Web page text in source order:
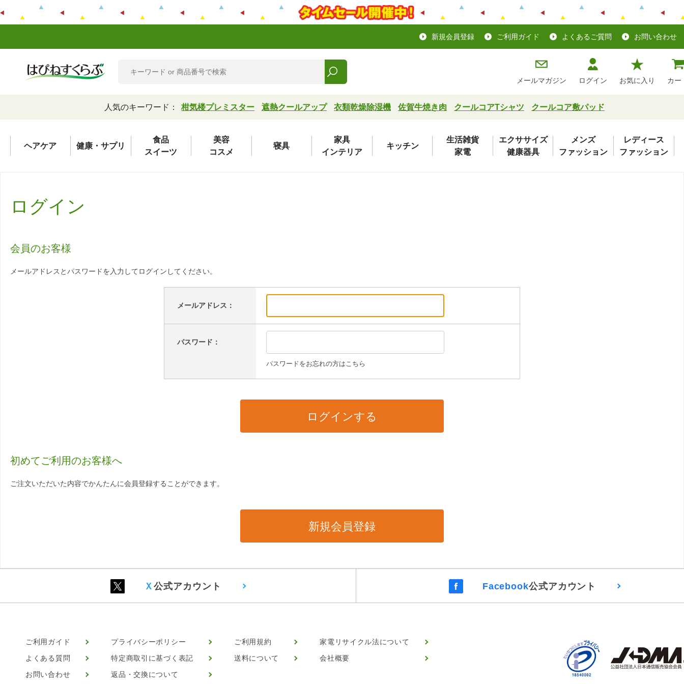
新規会員登録 ご利用ガイド よくあるご質問 お問い合わせ
メールマガジン ログイン お気に入り カー
人気のキーワード： 柑気楼プレミスター 遮熱クールアップ 衣類乾燥除湿機 佐賀牛焼き肉 クールコアTシャツ クールコア敷パッド
ヘアケア 健康・サプリ
食品
スイーツ
美容
コスメ
寝具
家具
インテリア
キッチン
生活雑貨
家電
エクササイズ
健康器具
メンズ
ファッション
レディース
ファッション
ログイン
会員のお客様
メールアドレスとパスワードを入力してログインしてください。
メールアドレス：
パスワード：
パスワードをお忘れの方はこちら
初めてご利用のお客様へ
ご注文いただいた内容でかんたんに会員登録することができます。
Ｘ公式アカウント Facebook公式アカウント
ご利用ガイド
よくある質問
お問い合わせ
プライバシーポリシー
特定商取引に基づく表記
返品・交換について
ご利用規約
送料について
家電リサイクル法について
会社概要